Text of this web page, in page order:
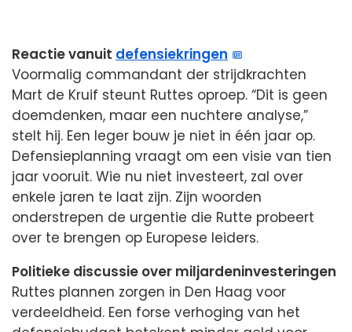
Reactie vanuit defensiekringen
Voormalig commandant der strijdkrachten
Mart de Kruif steunt Ruttes oproep. “Dit is geen
doemdenken, maar een nuchtere analyse,”
stelt hij. Een leger bouw je niet in één jaar op.
Defensieplanning vraagt om een visie van tien
jaar vooruit. Wie nu niet investeert, zal over
enkele jaren te laat zijn. Zijn woorden
onderstrepen de urgentie die Rutte probeert
over te brengen op Europese leiders.
Politieke discussie over miljardeninvesteringen
Ruttes plannen zorgen in Den Haag voor
verdeeldheid. Een forse verhoging van het